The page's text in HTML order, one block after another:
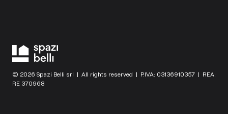
© 2026 Spazi Belli srl | All rights reserved | P.IVA: 03136910357 | REA:
RE 370968